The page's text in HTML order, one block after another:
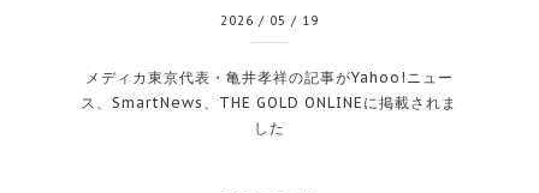
2026 / 05 / 19
メディカ東京代表・亀井孝祥の記事がYahoo!ニュー
ス、SmartNews、THE GOLD ONLINEに掲載されま
した